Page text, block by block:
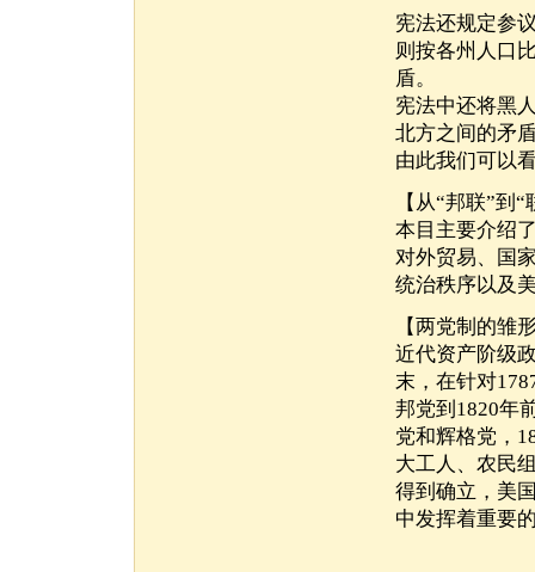
宪法还规定参
则按各州人口
盾。
宪法中还将黑
北方之间的矛
由此我们可以
【从“邦联”到
本目主要介绍
对外贸易、国
统治秩序以及
【两党制的雏
近代资产阶级
末，在针对
邦党到1820年
党和辉格党，
大工人、农民
得到确立，美
中发挥着重要